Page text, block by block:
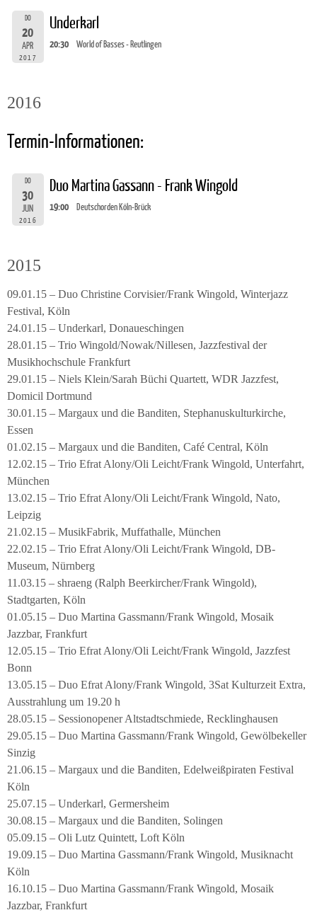
DO
20
APR
2017
Underkarl
20:30 World of Basses - Reutlingen
2016
Termin-Informationen:
DO
30
JUN
2016
Duo Martina Gassann - Frank Wingold
19:00 Deutschorden Köln-Brück
2015
09.01.15 – Duo Christine Corvisier/Frank Wingold, Winterjazz
Festival, Köln
24.01.15 – Underkarl, Donaueschingen
28.01.15 – Trio Wingold/Nowak/Nillesen, Jazzfestival der
Musikhochschule Frankfurt
29.01.15 – Niels Klein/Sarah Büchi Quartett, WDR Jazzfest,
Domicil Dortmund
30.01.15 – Margaux und die Banditen, Stephanuskulturkirche,
Essen
01.02.15 – Margaux und die Banditen, Café Central, Köln
12.02.15 – Trio Efrat Alony/Oli Leicht/Frank Wingold, Unterfahrt,
München
13.02.15 – Trio Efrat Alony/Oli Leicht/Frank Wingold, Nato,
Leipzig
21.02.15 – MusikFabrik, Muffathalle, München
22.02.15 – Trio Efrat Alony/Oli Leicht/Frank Wingold, DB-
Museum, Nürnberg
11.03.15 – shraeng (Ralph Beerkircher/Frank Wingold),
Stadtgarten, Köln
01.05.15 – Duo Martina Gassmann/Frank Wingold, Mosaik
Jazzbar, Frankfurt
12.05.15 – Trio Efrat Alony/Oli Leicht/Frank Wingold, Jazzfest
Bonn
13.05.15 – Duo Efrat Alony/Frank Wingold, 3Sat Kulturzeit Extra,
Ausstrahlung um 19.20 h
28.05.15 – Sessionopener Altstadtschmiede, Recklinghausen
29.05.15 – Duo Martina Gassmann/Frank Wingold, Gewölbekeller
Sinzig
21.06.15 – Margaux und die Banditen, Edelweißpiraten Festival
Köln
25.07.15 – Underkarl, Germersheim
30.08.15 – Margaux und die Banditen, Solingen
05.09.15 – Oli Lutz Quintett, Loft Köln
19.09.15 – Duo Martina Gassmann/Frank Wingold, Musiknacht
Köln
16.10.15 – Duo Martina Gassmann/Frank Wingold, Mosaik
Jazzbar, Frankfurt